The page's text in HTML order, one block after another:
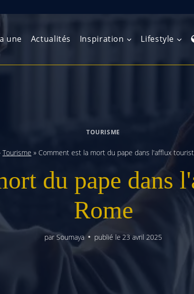
une Actualités Inspiration Lifestyle
Balkans
TOURISME
Tourisme » Comment est la mort du pape dans l'afflux
du pape dans
Rome
parSoumaya publié le 23 avril 2025